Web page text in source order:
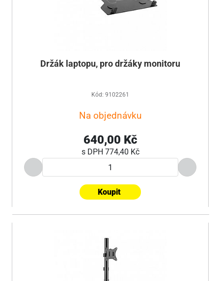
Držák laptopu, pro držáky monitoru
Kód: 9102261
Na objednávku
640,00 Kč
s DPH 774,40 Kč
Koupit